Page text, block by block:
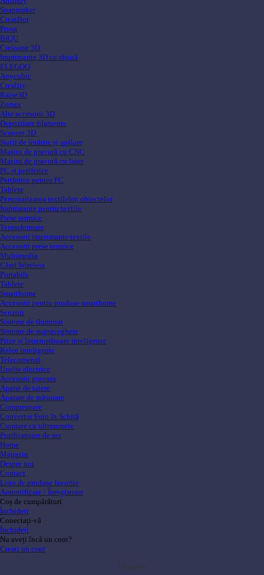
Snapmaker
CreatBot
Prusa
BIQU
Creioane 3D
Imprimante 3D cu rășină
ELEGOO
Anycubic
Creality
Raise3D
Zortax
Alte accesorii 3D
Depozitare filamente
Scanere 3D
Stații de întărire și spălare
Mașini de gravură cu CNC
Mașini de gravură cu laser
PC și periferice
Periferice pentru PC
Tablete
Personalizarea textilelor, obiectelor
Imprimante pentru textile
Prese termice
Termoformare
Accesorii imprimante textile
Accesorii prese termice
Multimedia
Căsti Wireless
Portabile
Tablete
Smarthome
Accesorii pentru produse smarthome
Senzori
Sisteme de iluminat
Sisteme de supraveghere
Prize și întrerupătoare inteligente
Relee inteligente
Telecomenzi
Unelte electrice
Accesorii gravura
Aparat de taiere
Aparate de măsurare
Compresoare
Convertor Foto în Schiță
Curatare cu ultrasunete
Purificatoare de aer
Home
Magazin
Despre noi
Contact
Lista de produse favorite
Autentificare / Înregistrare
Coș de cumpărături
Închideți
Conectați-vă
Închideți
Nu aveți încă un cont?
Creați un cont
Magazin